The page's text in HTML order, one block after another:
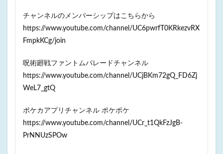
チャンネルのメンバーシップはこちらから
https://www.youtube.com/channel/UC6pwrfT0KRkezvRX
FmpkKCg/join
呪術廻戦ファントムパレードチャンネル
https://www.youtube.com/channel/UCjBKm72gQ_FD6Zj
WeL7_gtQ
ポケカアプリチャンネル ポケポケ
https://www.youtube.com/channel/UCr_t1QkFzJgB-
PrNNUzSPOw